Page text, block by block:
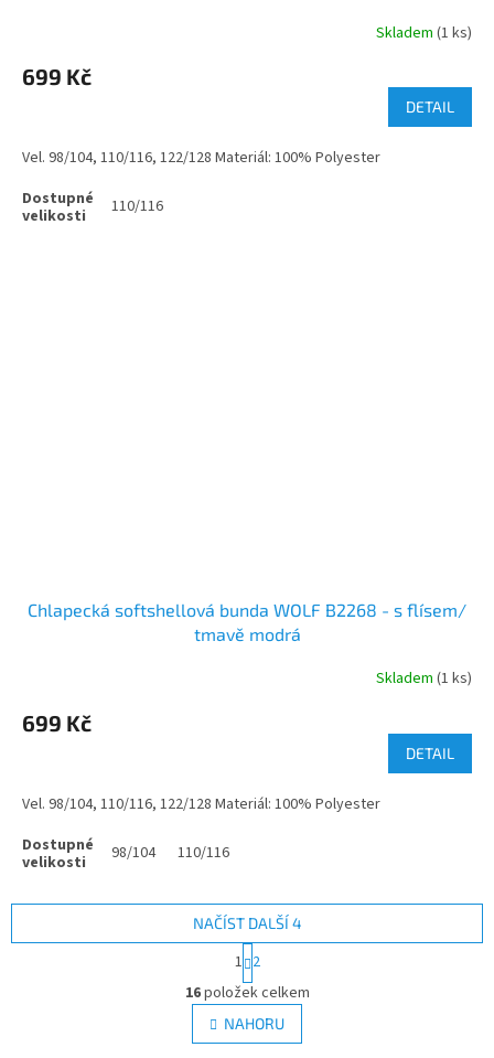
Skladem (1 ks)
699 Kč
DETAIL
Vel. 98/104, 110/116, 122/128 Materiál: 100% Polyester
110/116
Chlapecká softshellová bunda WOLF B2268 - s flísem/
tmavě modrá
Skladem (1 ks)
699 Kč
DETAIL
Vel. 98/104, 110/116, 122/128 Materiál: 100% Polyester
98/104 110/116
O
v
l
á
NAČÍST DALŠÍ 4
S
t
r
á
n
k
1 2
16položek celkem
NAHORU